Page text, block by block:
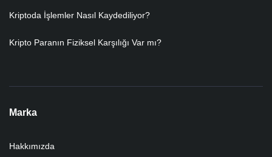
Kriptoda İşlemler Nasıl Kaydediliyor?
Kripto Paranın Fiziksel Karşılığı Var mı?
Marka
Hakkımızda